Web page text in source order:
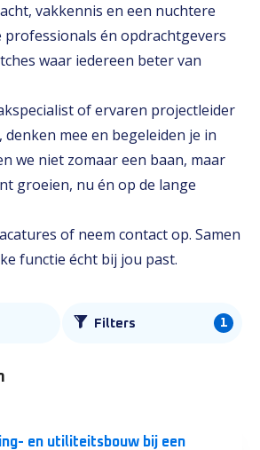
vakkennis en een nuchtere
professionals én opdrachtgevers
waar iedereen beter van
of ervaren projectleider
mee en begeleiden je in
we niet zomaar een baan, maar
groeien, nu én op de lange
of neem contact op. Samen
functie écht bij jou past.
Filters 1
en utiliteitsbouw bij een